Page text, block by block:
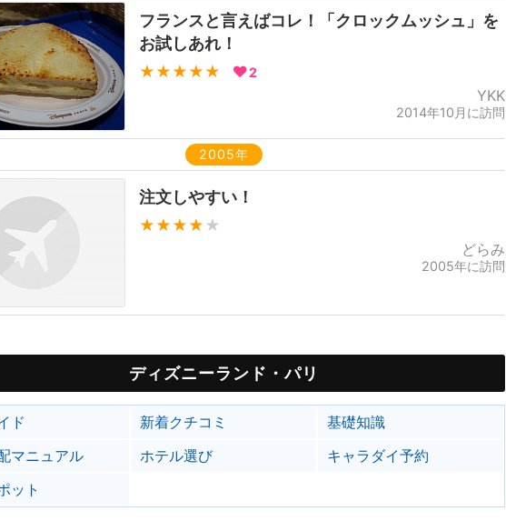
フランスと言えばコレ！「クロックムッシュ」を
お試しあれ！
★★★★★ 2
YKK
2014年10月に訪問
2005年
注文しやすい！
★★★★ ★
どらみ
2005年に訪問
ディズニーランド・パリ
ド 新着クチコミ
基礎知識
マニュアル
ホテル選び
キャラダイ予約
ット